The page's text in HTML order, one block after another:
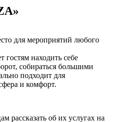
для мероприятий любого
гостям находить себе
собираться большими
подходит для
и комфорт.
об их услугах на